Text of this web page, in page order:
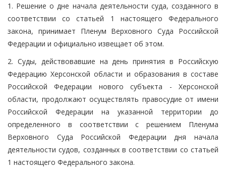
1. Решение о дне начала деятельности суда, созданного в
соответствии со статьей 1 настоящего Федерального
закона, принимает Пленум Верховного Суда Российской
Федерации и официально извещает об этом.
2. Суды, действовавшие на день принятия в Российскую
Федерацию Херсонской области и образования в составе
Российской Федерации нового субъекта - Херсонской
области, продолжают осуществлять правосудие от имени
Российской Федерации на указанной территории до
определенного в соответствии с решением Пленума
Верховного Суда Российской Федерации дня начала
деятельности судов, созданных в соответствии со статьей
1 настоящего Федерального закона.